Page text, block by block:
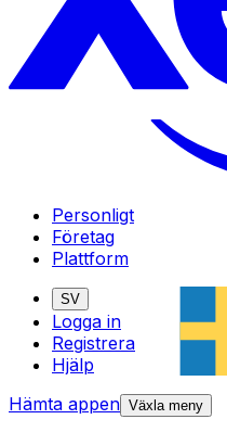
Personligt
Företag
Plattform
SV
Logga in
Registrera
Hjälp
Hämta appen Växla meny